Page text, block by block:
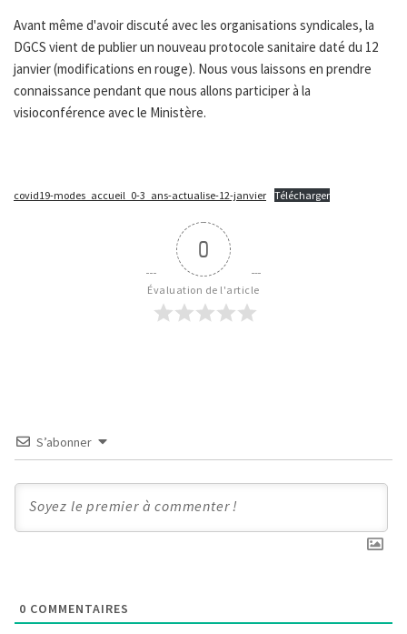
Avant même d'avoir discuté avec les organisations syndicales, la
DGCS vient de publier un nouveau protocole sanitaire daté du 12
janvier (modifications en rouge). Nous vous laissons en prendre
connaissance pendant que nous allons participer à la
visioconférence avec le Ministère.
covid19-modes_accueil_0-3_ans-actualise-12-janvier Télécharger
0
Évaluation de l'article
S’abonner
0 COMMENTAIRES